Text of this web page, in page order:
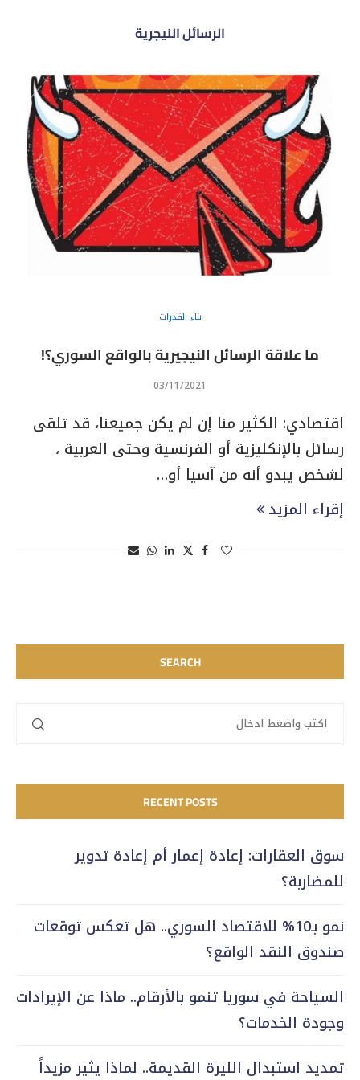
الرسائل النيجرية
بناء القدرات
ما علاقة الرسائل النيجيرية بالواقع السوري؟!
03/11/2021
اقتصادي: الكثير منا إن لم يكن جميعنا، قد تلقى
رسائل بالإنكليزية أو الفرنسية وحتى العربية ،
لشخص يبدو أنه من آسيا أو…
إقراء المزيد
SEARCH
RECENT POSTS
سوق العقارات: إعادة إعمار أم إعادة تدوير
للمضاربة؟
نمو بـ10% للاقتصاد السوري.. هل تعكس توقعات
صندوق النقد الواقع؟
السياحة في سوريا تنمو بالأرقام.. ماذا عن الإيرادات
وجودة الخدمات؟
تمديد استبدال الليرة القديمة.. لماذا يثير مزيداً